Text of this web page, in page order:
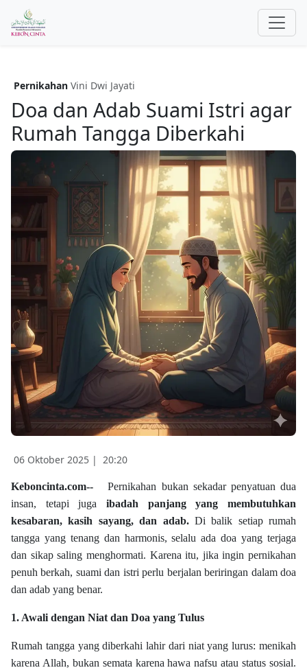
Pernikahan Vini Dwi Jayati
Doa dan Adab Suami Istri agar
Rumah Tangga Diberkahi
06 Oktober 2025 | 20:20
Keboncinta.com--Pernikahan bukan sekadar penyatuan dua
insan, tetapi juga ibadah panjang yang membutuhkan
kesabaran, kasih sayang, dan adab.Di balik setiap rumah
tangga yang tenang dan harmonis, selalu ada doa yang terjaga
dan sikap saling menghormati. Karena itu, jika ingin pernikahan
penuh berkah, suami dan istri perlu berjalan beriringan dalam doa
dan adab yang benar.
1. Awali dengan Niat dan Doa yang Tulus
Rumah tangga yang diberkahi lahir dari niat yang lurus: menikah
karena Allah, bukan semata karena hawa nafsu atau status sosial.